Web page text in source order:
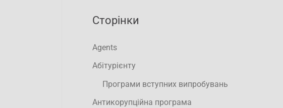
Сторінки
Agents
Абітурієнту
Програми вступних випробувань
Антикорупційна програма